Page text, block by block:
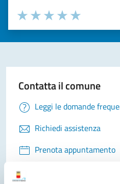
Valuta la chiarezza delle
Seleziona il numero di stelle
Valuta 5
Valuta 4 stelle su
Valuta 3 stelle su 5
Valuta 2 stelle su 5
Valuta 1 stelle su 5
Contatta il comune
Leggi le domande
Richiedi assistenza
Prenota appuntamento
Problemi in città